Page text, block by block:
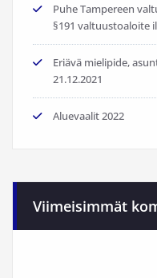
Puhe Tampereen
§191 valtuustoaloite
Eriävä mielipide,
21.12.2021
Aluevaalit 2022
Viimeisimmät